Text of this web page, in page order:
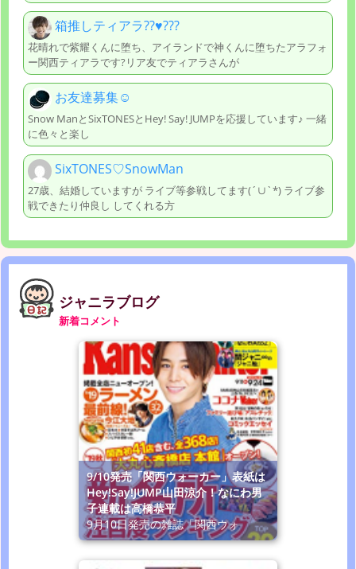
箱推しティアラ??♥️???
花晴れで紫耀くんに堕ち、アイランドで神くんに堕ちたアラフォ
ー関西ティアラです?リア友でティアラさんが
お友達募集☺︎
Snow ManとSixTONESとHey! Say! JUMPを応援しています♪ 一緒
に色々と楽し
SixTONES♡SnowMan
27歳、結婚していますが ライブ等参戦してます(´∪︎`*) ライブ参
戦できたり仲良し してくれる方
ジャニラブログ
新着コメント
9/10発売「関西ウォーカー」表紙は
Hey!Say!JUMP山田涼介！なにわ男
子連載は高橋恭平
9月10日発売の雑誌「関西ウォ